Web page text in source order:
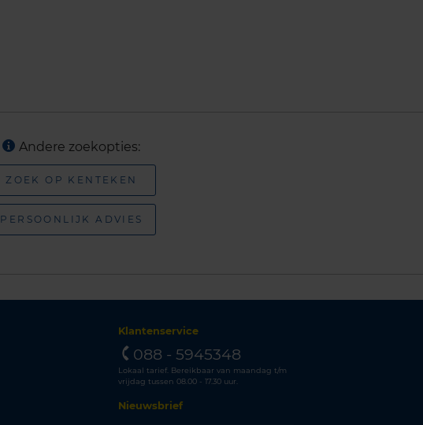
Andere zoekopties:
ZOEK OP KENTEKEN
PERSOONLIJK ADVIES
Klantenservice
088 - 5945348
Lokaal tarief. Bereikbaar van maandag t/m
vrijdag tussen 08.00 - 17.30 uur.
Nieuwsbrief